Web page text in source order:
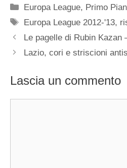
Categorie
Europa League, Primo
Tag
Europa League 2012-'13,
Le pagelle di Rubin Kazan
Lazio, cori e striscioni
Lascia un commento